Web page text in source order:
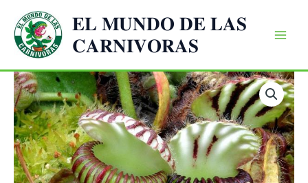
contenido
𝐄𝐋 𝐌𝐔𝐍𝐃𝐎 𝐃𝐄 𝐋𝐀𝐒
𝐂𝐀𝐑𝐍𝐈𝐕𝐎𝐑𝐀𝐒